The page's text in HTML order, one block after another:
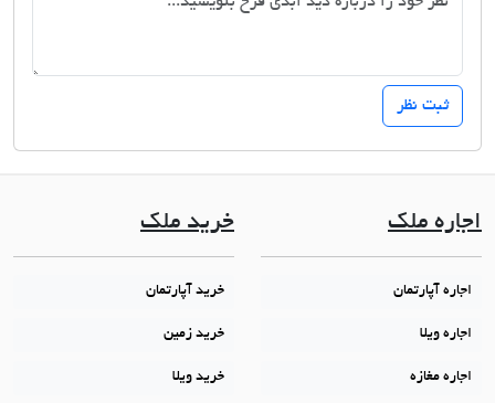
اجاره ملک
اجاره آپارتمان
اجاره ویلا
اجاره مغازه
خرید ملک
خرید آپارتمان
خرید زمین
خرید ویلا